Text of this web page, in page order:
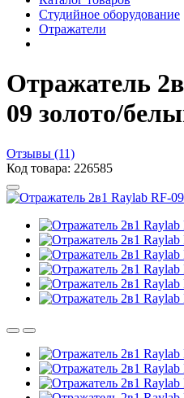
Студийное оборудование
Отражатели
Отражатель
09 золото/
Отзывы (11)
Код товара: 226585